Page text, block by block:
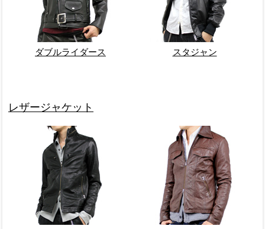
ダブルライダース スタジャン
レザージャケット